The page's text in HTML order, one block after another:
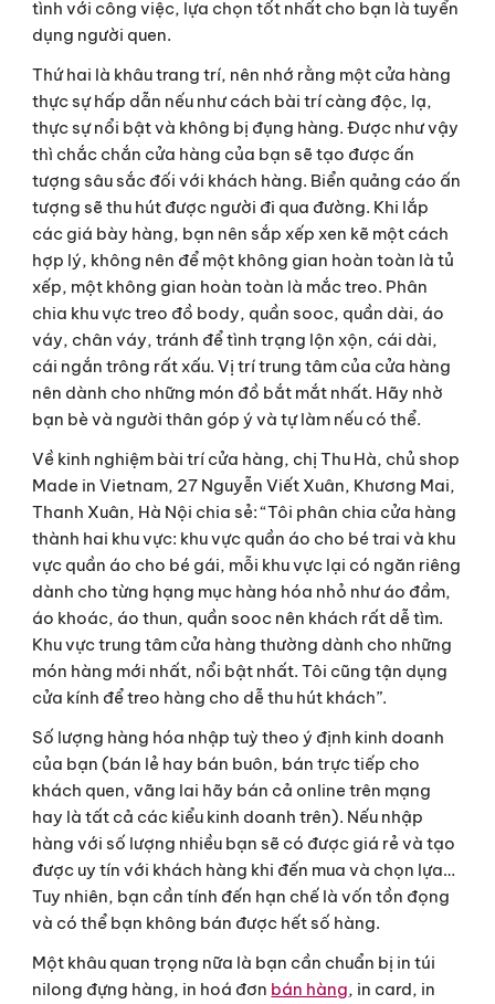
tình với công việc, lựa chọn tốt nhất cho bạn là tuyển
dụng người quen.
Thứ hai là khâu trang trí, nên nhớ rằng một cửa hàng
thực sự hấp dẫn nếu như cách bài trí càng độc, lạ,
thực sự nổi bật và không bị đụng hàng. Được như vậy
thì chắc chắn cửa hàng của bạn sẽ tạo được ấn
tượng sâu sắc đối với khách hàng. Biển quảng cáo ấn
tượng sẽ thu hút được người đi qua đường. Khi lắp
các giá bày hàng, bạn nên sắp xếp xen kẽ một cách
hợp lý, không nên để một không gian hoàn toàn là tủ
xếp, một không gian hoàn toàn là mắc treo. Phân
chia khu vực treo đồ body, quần sooc, quần dài, áo
váy, chân váy, tránh để tình trạng lộn xộn, cái dài,
cái ngắn trông rất xấu. Vị trí trung tâm của cửa hàng
nên dành cho những món đồ bắt mắt nhất. Hãy nhờ
bạn bè và người thân góp ý và tự làm nếu có thể.
Về kinh nghiệm bài trí cửa hàng, chị Thu Hà, chủ shop
Made in Vietnam, 27 Nguyễn Viết Xuân, Khương Mai,
Thanh Xuân, Hà Nội chia sẻ: “Tôi phân chia cửa hàng
thành hai khu vực: khu vực quần áo cho bé trai và khu
vực quần áo cho bé gái, mỗi khu vực lại có ngăn riêng
dành cho từng hạng mục hàng hóa nhỏ như áo đầm,
áo khoác, áo thun, quần sooc nên khách rất dễ tìm.
Khu vực trung tâm cửa hàng thường dành cho những
món hàng mới nhất, nổi bật nhất. Tôi cũng tận dụng
cửa kính để treo hàng cho dễ thu hút khách”.
Số lượng hàng hóa nhập tuỳ theo ý định kinh doanh
của bạn (bán lẻ hay bán buôn, bán trực tiếp cho
khách quen, vãng lai hãy bán cả online trên mạng
hay là tất cả các kiểu kinh doanh trên). Nếu nhập
hàng với số lượng nhiều bạn sẽ có được giá rẻ và tạo
được uy tín với khách hàng khi đến mua và chọn lựa…
Tuy nhiên, bạn cần tính đến hạn chế là vốn tồn đọng
và có thể bạn không bán được hết số hàng.
Một khâu quan trọng nữa là bạn cần chuẩn bị in túi
nilong đựng hàng, in hoá đơn bán hàng, in card, in